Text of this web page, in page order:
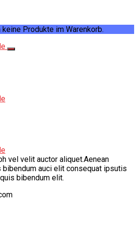
Produkte im Warenkorb.
vel velit auctor aliquet.Aenean
auci elit consequat ipsutis
bibendum elit.